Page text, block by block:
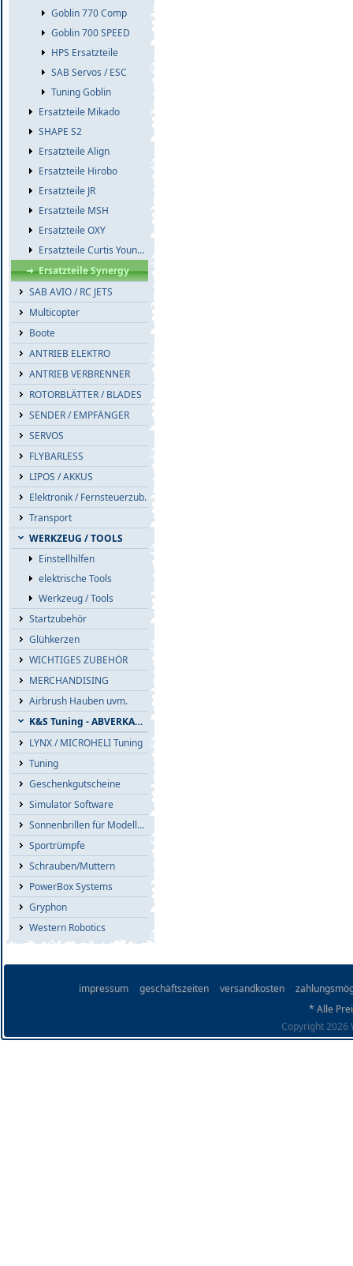
Goblin 770 Comp
Goblin 700 SPEED
HPS Ersatzteile
SAB Servos / ESC
Tuning Goblin
Ersatzteile Mikado
SHAPE S2
Ersatzteile Align
Ersatzteile Hirobo
Ersatzteile JR
Ersatzteile MSH
Ersatzteile OXY
Ersatzteile Curtis Youngblood
Ersatzteile Synergy
SAB AVIO / RC JETS
Multicopter
Boote
ANTRIEB ELEKTRO
ANTRIEB VERBRENNER
ROTORBLÄTTER / BLADES
SENDER / EMPFÄNGER
SERVOS
FLYBARLESS
LIPOS / AKKUS
Elektronik / Fernsteuerzub.
Transport
WERKZEUG / TOOLS
Einstellhilfen
elektrische Tools
Werkzeug / Tools
Startzubehör
Glühkerzen
WICHTIGES ZUBEHÖR
MERCHANDISING
Airbrush Hauben uvm.
K&S Tuning - ABVERKAUF
LYNX / MICROHELI Tuning
Tuning
Geschenkgutscheine
Simulator Software
Sonnenbrillen für Modellflieger
Sportrümpfe
Schrauben/Muttern
PowerBox Systems
Gryphon
Western Robotics
impressum geschäftszeiten versandkosten
* Alle
Copyright 2026